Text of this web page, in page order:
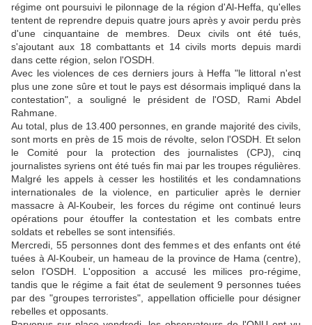
régime ont poursuivi le pilonnage de la région d'Al-Heffa, qu'elles
tentent de reprendre depuis quatre jours après y avoir perdu près
d'une cinquantaine de membres. Deux civils ont été tués,
s'ajoutant aux 18 combattants et 14 civils morts depuis mardi
dans cette région, selon l'OSDH.
Avec les violences de ces derniers jours à Heffa "le littoral n'est
plus une zone sûre et tout le pays est désormais impliqué dans la
contestation", a souligné le président de l'OSD, Rami Abdel
Rahmane.
Au total, plus de 13.400 personnes, en grande majorité des civils,
sont morts en près de 15 mois de révolte, selon l'OSDH. Et selon
le Comité pour la protection des journalistes (CPJ), cinq
journalistes syriens ont été tués fin mai par les troupes régulières.
Malgré les appels à cesser les hostilités et les condamnations
internationales de la violence, en particulier après le dernier
massacre à Al-Koubeir, les forces du régime ont continué leurs
opérations pour étouffer la contestation et les combats entre
soldats et rebelles se sont intensifiés.
Mercredi, 55 personnes dont des femmes et des enfants ont été
tuées à Al-Koubeir, un hameau de la province de Hama (centre),
selon l'OSDH. L'opposition a accusé les milices pro-régime,
tandis que le régime a fait état de seulement 9 personnes tuées
par des "groupes terroristes", appellation officielle pour désigner
rebelles et opposants.